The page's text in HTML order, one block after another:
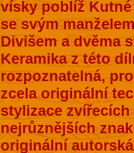
vísky poblíž Kutné
se svým
Divišem a dvěma
Keramika z této
rozpoznatelná,
zcela originální
stylizace
nejrůznějších
originální